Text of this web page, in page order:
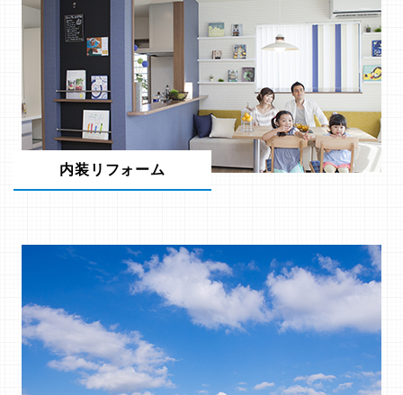
内装リフォーム